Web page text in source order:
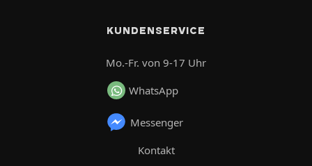
KUNDENSERVICE
Mo.-Fr. von 9-17 Uhr
WhatsApp
Messenger
Kontakt